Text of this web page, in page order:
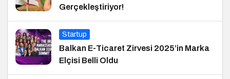
Gerçekleştiriyor!
Startup
Balkan E-Ticaret Zirvesi 2025’in Marka
Elçisi Belli Oldu